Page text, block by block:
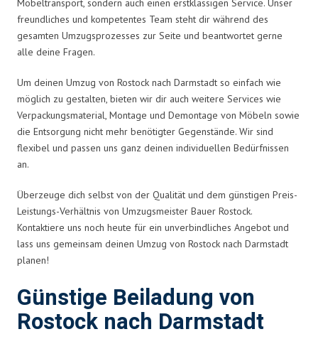
Möbeltransport, sondern auch einen erstklassigen Service. Unser
freundliches und kompetentes Team steht dir während des
gesamten Umzugsprozesses zur Seite und beantwortet gerne
alle deine Fragen.
Um deinen Umzug von Rostock nach Darmstadt so einfach wie
möglich zu gestalten, bieten wir dir auch weitere Services wie
Verpackungsmaterial, Montage und Demontage von Möbeln sowie
die Entsorgung nicht mehr benötigter Gegenstände. Wir sind
flexibel und passen uns ganz deinen individuellen Bedürfnissen
an.
Überzeuge dich selbst von der Qualität und dem günstigen Preis-
Leistungs-Verhältnis von Umzugsmeister Bauer Rostock.
Kontaktiere uns noch heute für ein unverbindliches Angebot und
lass uns gemeinsam deinen Umzug von Rostock nach Darmstadt
planen!
Günstige Beiladung von
Rostock nach Darmstadt